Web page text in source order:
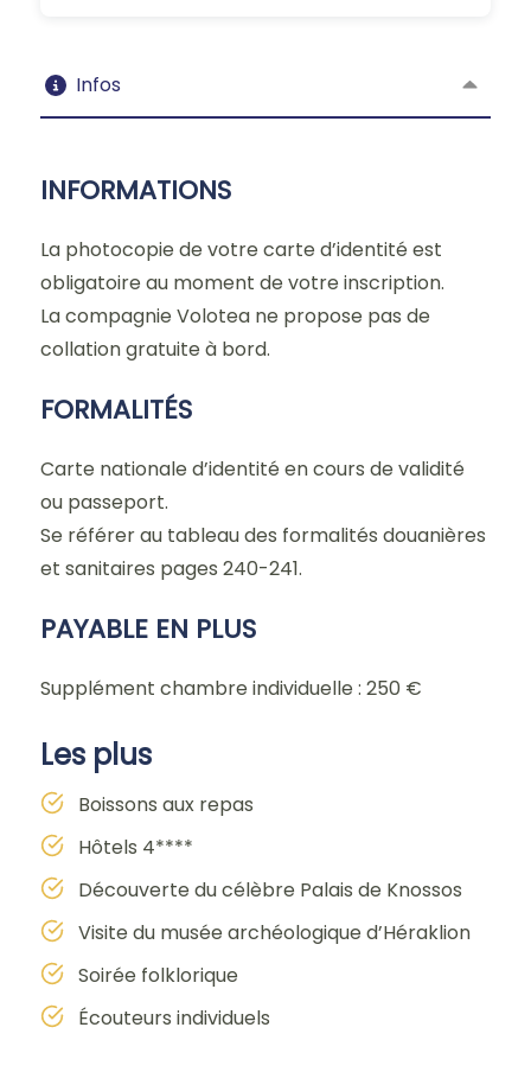
Infos
INFORMATIONS
La photocopie de votre carte d’identité est
obligatoire au moment de votre inscription.
La compagnie Volotea ne propose pas de
collation gratuite à bord.
FORMALITÉS
Carte nationale d’identité en cours de validité
ou passeport.
Se référer au tableau des formalités douanières
et sanitaires pages 240-241.
PAYABLE EN PLUS
Supplément chambre individuelle : 250 €
Les plus
Boissons aux repas
Hôtels 4****
Découverte du célèbre Palais de Knossos
Visite du musée archéologique d’Héraklion
Soirée folklorique
Écouteurs individuels